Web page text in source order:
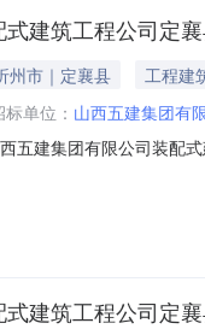
建筑工程公司定
州市｜定襄县 工程建
标单位： 山西五建集团有
五建集团有限公司装配
程招标代理有限公司受
建筑工程公司定